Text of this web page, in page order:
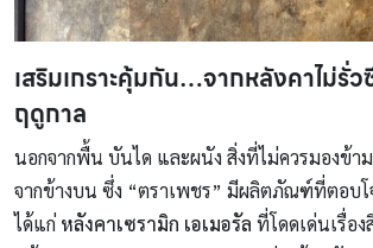
เสริมเกราะคุ้มกัน…จากหลังคาไม่รั่
ฤดูกาล
นอกจากพื้น บันได และผนัง สิ่งที่ไม่ควรมองข้า
จากข้างบน ซึ่ง “ตราเพชร” มีผลิตภัณฑ์ที่ตอบ
ได้แก่ หลังคาเซรามิก เอเมอรัล ที่โดดเด่นเรื่อ